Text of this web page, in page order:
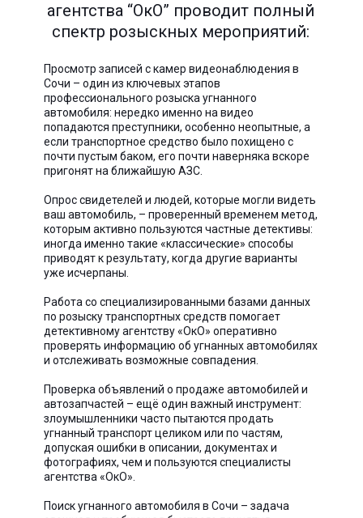
агентства “ОкО” проводит полный
спектр розыскных мероприятий:
Просмотр записей с камер видеонаблюдения в
Сочи – один из ключевых этапов
профессионального розыска угнанного
автомобиля: нередко именно на видео
попадаются преступники, особенно неопытные, а
если транспортное средство было похищено с
почти пустым баком, его почти наверняка вскоре
пригонят на ближайшую АЗС.
Опрос свидетелей и людей, которые могли видеть
ваш автомобиль, – проверенный временем метод,
которым активно пользуются частные детективы:
иногда именно такие «классические» способы
приводят к результату, когда другие варианты
уже исчерпаны.
Работа со специализированными базами данных
по розыску транспортных средств помогает
детективному агентству «ОкО» оперативно
проверять информацию об угнанных автомобилях
и отслеживать возможные совпадения.
Проверка объявлений о продаже автомобилей и
автозапчастей – ещё один важный инструмент:
злоумышленники часто пытаются продать
угнанный транспорт целиком или по частям,
допуская ошибки в описании, документах и
фотографиях, чем и пользуются специалисты
агентства «ОкО».
Поиск угнанного автомобиля в Сочи – задача